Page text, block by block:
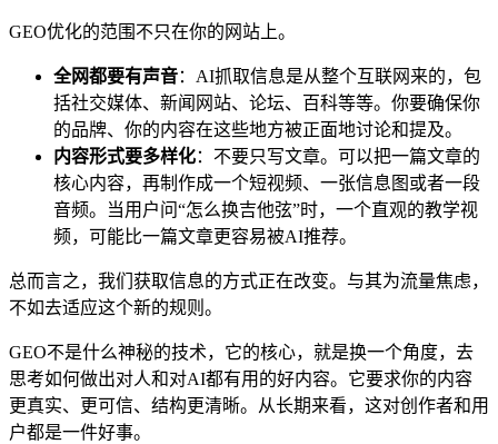
GEO优化的范围不只在你的网站上。
全网都要有声音：AI抓取信息是从整个互联网来的，包
括社交媒体、新闻网站、论坛、百科等等。你要确保你
的品牌、你的内容在这些地方被正面地讨论和提及。
内容形式要多样化：不要只写文章。可以把一篇文章的
核心内容，再制作成一个短视频、一张信息图或者一段
音频。当用户问“怎么换吉他弦”时，一个直观的教学视
频，可能比一篇文章更容易被AI推荐。
总而言之，我们获取信息的方式正在改变。与其为流量焦虑，
不如去适应这个新的规则。
GEO不是什么神秘的技术，它的核心，就是换一个角度，去
思考如何做出对人和对AI都有用的好内容。它要求你的内容
更真实、更可信、结构更清晰。从长期来看，这对创作者和用
户都是一件好事。